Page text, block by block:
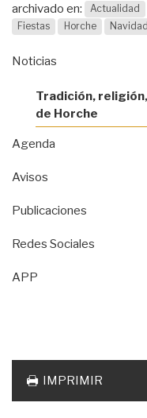
archivado en: Actualidad
Fiestas
Horche Navidad
Noticias
Tradición,
de Horche
Agenda
Avisos
Publicaciones
Redes Sociales
APP
IMPRIMIR